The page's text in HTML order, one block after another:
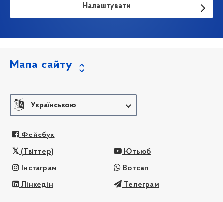
Налаштувати
Мапа сайту
Українською
Фейсбук
(Твіттер) Ютьюб
Інстаграм Вотсап
Лінкедін Телеграм